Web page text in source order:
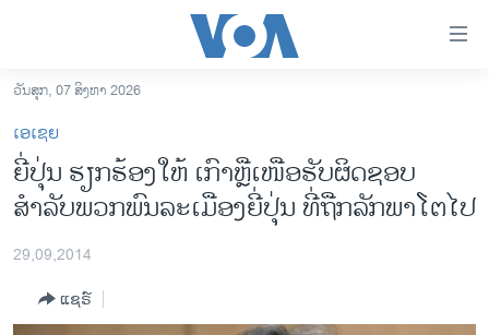
ເຂົ້າ
ຫາ
ຂ້າມ
ຂ້າມ
ຂ້າມ
ຫາ
ລາວ
ອາເມຣິກາ
ການເລືອກຕັ້ງ ປະທານາທີບໍດີ ສະຫະລັດ 2024
ຂ່າວ​ຈີນ
ໂລກ
ວັນສຸກ, 07 ສິງຫາ 2026
ເອເຊຍ
ຍີ່ປຸ່ນ ຮຽກຮ້ອງໃຫ້ ເກົາຫຼືເໜືອຮັບຜິດຊອບ
ສຳລັບພວກພົນລະເມືອງຍີ່ປຸ່ນ ທີ່ຖືກລັກພາໂຕໄປ
29,09,2014
ແຊຣ໌